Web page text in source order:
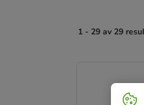
1 - 29 av 29